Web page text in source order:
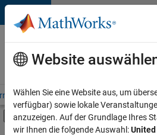
Weiter zum Inhalt
Karriere
bei
MathWorks
– Übersicht Stellensuche
Umschaltung für Off-
Hauptinhalt
Website
Wählen Sie eine Website aus, um
verfügbar) sowie lokale
anzuzeigen. Auf der Grundlage Ihres
wir Ihnen die folgende Auswahl: